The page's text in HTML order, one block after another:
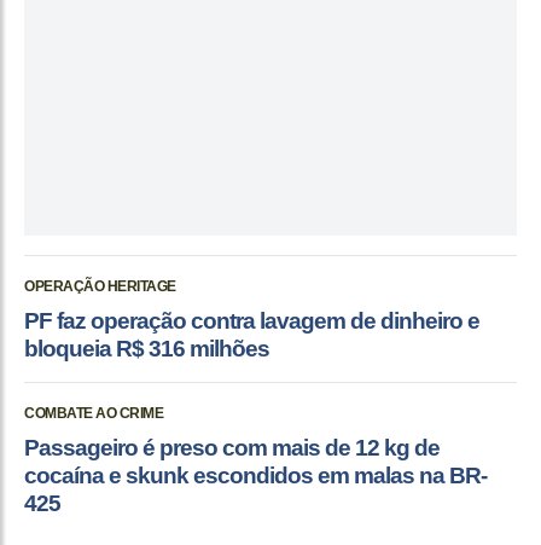
OPERAÇÃO HERITAGE
PF faz operação contra lavagem de dinheiro e
bloqueia R$ 316 milhões
COMBATE AO CRIME
Passageiro é preso com mais de 12 kg de
cocaína e skunk escondidos em malas na BR-
425